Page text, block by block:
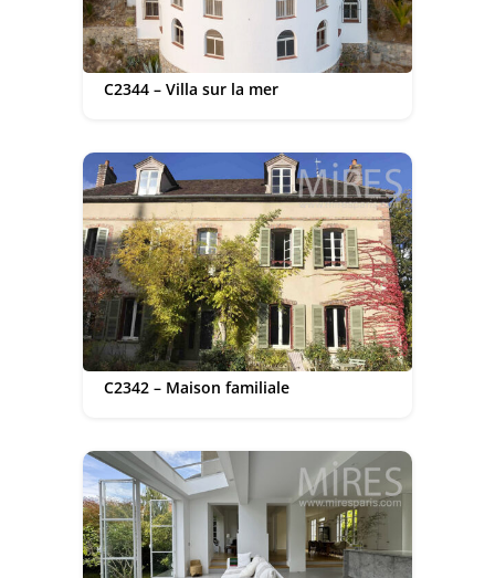
C2344 – Villa sur la mer
C2342 – Maison familiale